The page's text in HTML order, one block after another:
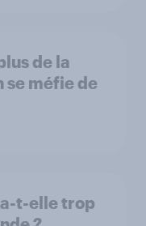
de la
se méfie de
t-elle trop